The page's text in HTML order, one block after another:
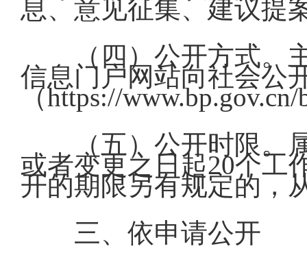
息、意见征集、建议提
（四）公开方式。
信息门户网站向社会公
（https://
（五）公开时限。
或者变更之日起20个工
开的期限另有规定的，
三、依申请公开